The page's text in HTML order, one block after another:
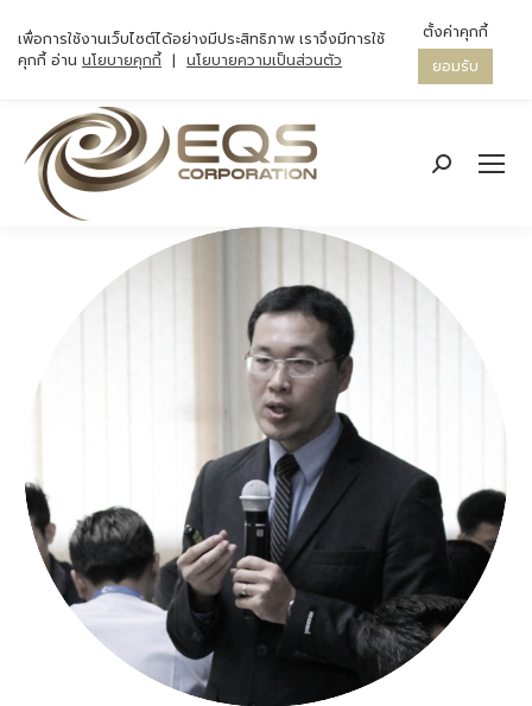
Search:
เพื่อการใช้งานเว็บไซต์ได้อย่างมีประสิทธิภาพ เราจึงมีการใช้
คุกกี้ อ่าน นโยบายคุกกี้ | นโยบายความเป็นส่วนตัว
ตั้งค่าคุกกี้
ยอมรับ